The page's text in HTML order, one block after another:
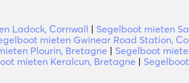
Ladock, Cornwall | Segelboot mieten
mieten Gwinear Road Station,
Plourin, Bretagne | Segelboot
mieten Keralcun, Bretagne |